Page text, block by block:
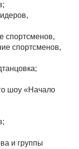
спортсменов,
спортсменов,
шоу «Начало
и группы